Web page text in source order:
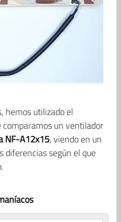
hemos utilizado el
comparamos un ventilador
NF-A12x15, viendo en un
diferencias según el que